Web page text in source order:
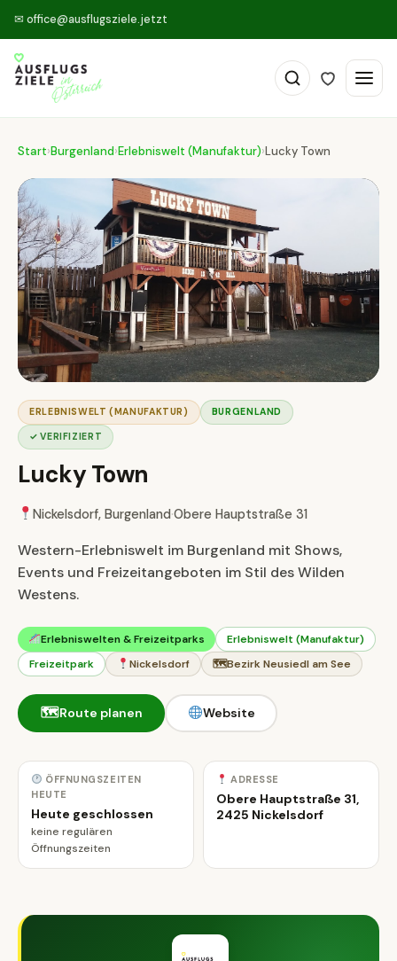
✉ office@ausflugsziele.jetzt
Start›Burgenland›Erlebniswelt (Manufaktur)›Lucky Town
ERLEBNISWELT (MANUFAKTUR) BURGENLAND
✓ VERIFIZIERT
Lucky Town
Nickelsdorf, Burgenland·Obere Hauptstraße 31
Western-Erlebniswelt im Burgenland mit Shows,
Events und Freizeitangeboten im Stil des Wilden
Westens.
Erlebniswelten & Freizeitparks
Erlebniswelt (Manufaktur)
Freizeitpark
Nickelsdorf 🗺Bezirk Neusiedl am See
🗺Route planen Website
ÖFFNUNGSZEITEN
HEUTE
Heute geschlossen
keine regulären
Öffnungszeiten
ADRESSE
Obere Hauptstraße 31,
2425 Nickelsdorf